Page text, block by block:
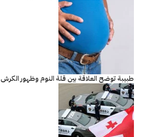
طبيبة توضح العلاقة بين قلة النوم وظهور الكرش